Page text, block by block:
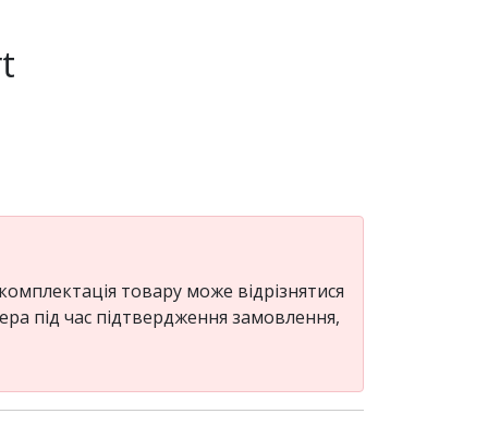
товару може відрізнятися
під час підтвердження замовлення,